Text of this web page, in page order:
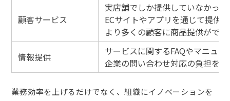
顧客サービス
実店舗でしか提供していなかっ
ECサイトやアプリを通じて提供
より多くの顧客に商品提供がで
情報提供
サービスに関するFAQやマニュ
企業の問い合わせ対応の負担を
業務効率を上げるだけでなく、組織にイノベーションを